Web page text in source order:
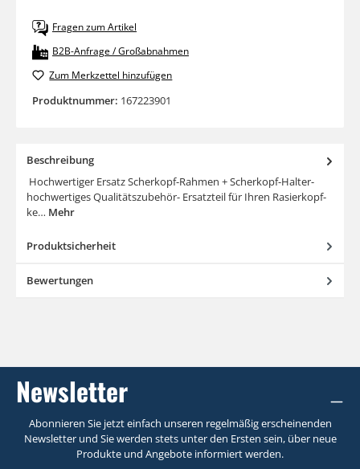
Fragen zum Artikel
B2B-Anfrage / Großabnahmen
Zum Merkzettel hinzufügen
Produktnummer: 167223901
Beschreibung
Hochwertiger Ersatz Scherkopf-Rahmen + Scherkopf-Halter-
hochwertiges Qualitätszubehör- Ersatzteil für Ihren Rasierkopf-
ke… Mehr
Produktsicherheit
Bewertungen
Newsletter
Abonnieren Sie jetzt einfach unseren regelmäßig erscheinenden
Newsletter und Sie werden stets unter den Ersten sein, über neue
Produkte und Angebote informiert werden.